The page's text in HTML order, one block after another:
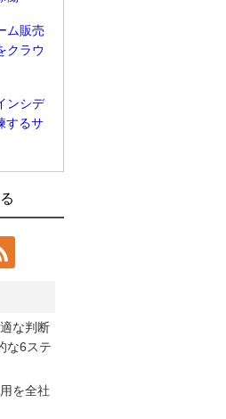
ム販売
クラウ
ンシデ
するサ
組み入
出方法
ップ自
チェー
稼働
ト充填
システ
で活用
が
な判断
な6ステ
を全社